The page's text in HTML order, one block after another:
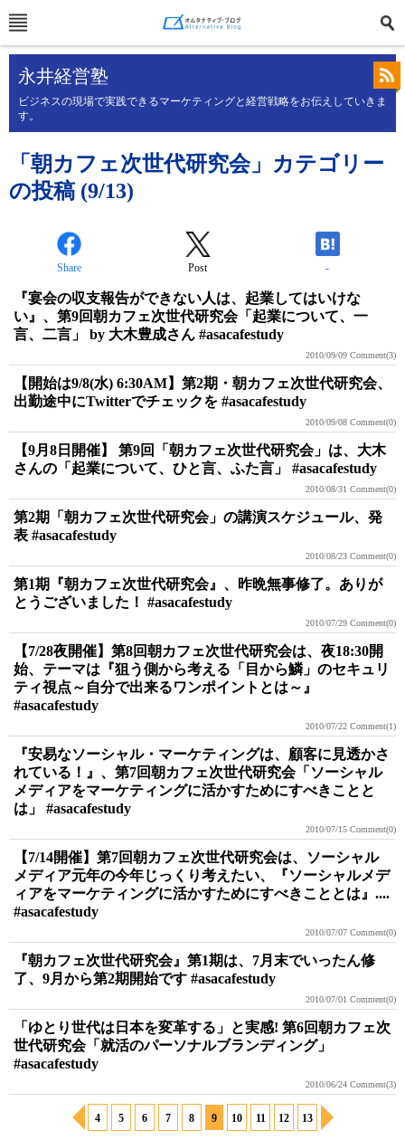
永井経営塾
ビジネスの現場で実践できるマーケティングと経営戦略をお伝えしていきま
す。
「朝カフェ次世代研究会」カテゴリー
の投稿 (9/13)
Share Post -
『宴会の収支報告ができない人は、起業してはいけな
い』、第9回朝カフェ次世代研究会「起業について、一
言、二言」 by 大木豊成さん #asacafestudy
2010/09/09 Comment(3)
【開始は9/8(水) 6:30AM】第2期・朝カフェ次世代研究会、
出勤途中にTwitterでチェックを #asacafestudy
2010/09/08 Comment(0)
【9月8日開催】 第9回「朝カフェ次世代研究会」は、大木
さんの「起業について、ひと言、ふた言」 #asacafestudy
2010/08/31 Comment(0)
第2期「朝カフェ次世代研究会」の講演スケジュール、発
表 #asacafestudy
2010/08/23 Comment(0)
第1期『朝カフェ次世代研究会』、昨晩無事修了。ありが
とうございました！ #asacafestudy
2010/07/29 Comment(0)
【7/28夜開催】第8回朝カフェ次世代研究会は、夜18:30開
始、テーマは『狙う側から考える「目から鱗」のセキュリ
ティ視点～自分で出来るワンポイントとは～』
#asacafestudy
2010/07/22 Comment(1)
『安易なソーシャル・マーケティングは、顧客に見透かさ
れている！』、第7回朝カフェ次世代研究会「ソーシャル
メディアをマーケティングに活かすためにすべきことと
は」 #asacafestudy
2010/07/15 Comment(0)
【7/14開催】第7回朝カフェ次世代研究会は、ソーシャル
メディア元年の今年じっくり考えたい、『ソーシャルメデ
ィアをマーケティングに活かすためにすべきこととは』....
#asacafestudy
2010/07/07 Comment(0)
『朝カフェ次世代研究会』第1期は、7月末でいったん修
了、9月から第2期開始です #asacafestudy
2010/07/01 Comment(0)
「ゆとり世代は日本を変革する」と実感! 第6回朝カフェ次
世代研究会「就活のパーソナルブランディング」
#asacafestudy
2010/06/24 Comment(3)
4 5 6 7 8 9 10 11 12 13